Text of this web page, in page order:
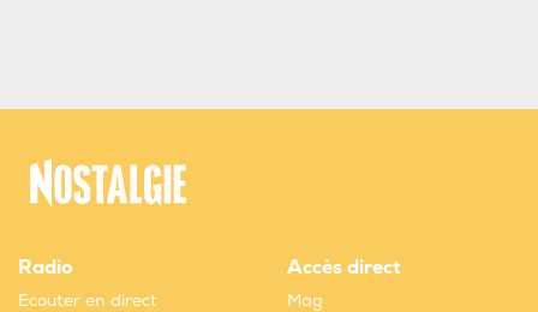
Radio
Ecouter en direct
Accès direct
Mag